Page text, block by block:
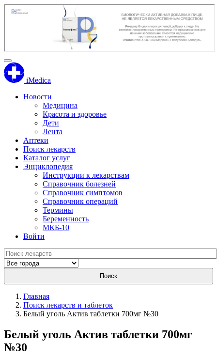
iMedica
Новости
Медицина
Красота и здоровье
Дети
Лента
Аптеки
Поиск лекарств
Каталог услуг
Энциклопедия
Инструкции к лекарствам
Справочник болезней
Справочник симптомов
Справочник операций
Термины
Беременность
МКБ-10
Войти
Поиск
Главная
Поиск лекарств и таблеток
Белый уголь Актив таблетки 700мг №30
Белый уголь Актив таблетки 700мг
№30